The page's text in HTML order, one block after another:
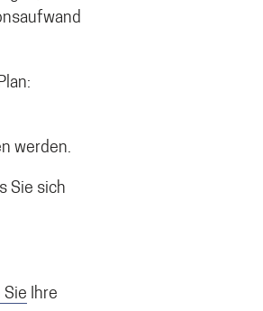
werden.
Sie sich
Sie Ihre